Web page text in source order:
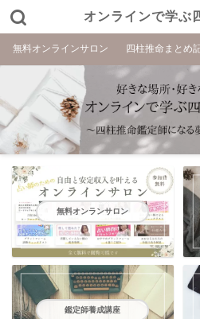
オンラインで学ぶ
無料オンラインサロン 四柱推命まとめ
無料オンランサロン
鑑定師養成講座